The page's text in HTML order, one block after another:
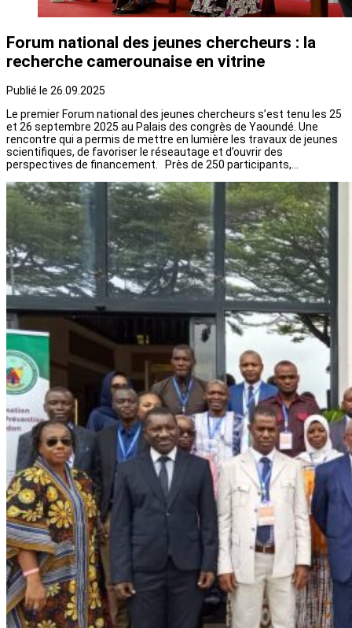
Forum national des jeunes chercheurs : la
recherche camerounaise en vitrine
Publié le 26.09.2025
Le premier Forum national des jeunes chercheurs s’est tenu les 25
et 26 septembre 2025 au Palais des congrès de Yaoundé. Une
rencontre qui a permis de mettre en lumière les travaux de jeunes
scientifiques, de favoriser le réseautage et d’ouvrir des
perspectives de financement. Près de 250 participants,…